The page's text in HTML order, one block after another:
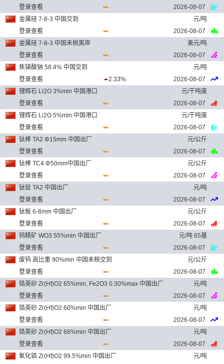
登录查看
2026-08-07
金属硅 7-8-3 中国交到
元/吨
登录查看
2026-08-07
金属硅 7-8-3 中国未税离岸
美元/吨
登录查看
2026-08-07
焦锑酸钠 58.4% 中国交到
元/吨
登录查看
2.33%
2026-08-07
锂辉石 Li2O 3%min 中国港口
元/干吨度
登录查看
2026-08-07
锂辉石 Li2O 5%min 中国港口
元/干吨度
登录查看
2026-08-07
钛棒 TA2 Φ15mm 中国出厂
元/公斤
登录查看
2026-08-07
钛棒 TC4 Φ50mm中国出厂
元/公斤
登录查看
2026-08-07
钛锭 TA2 中国出厂
元/吨
登录查看
2026-08-07
钛板 6-8mm 中国出厂
元/公斤
登录查看
2026-08-07
钨精矿 WO3 55%min 中国出厂
元/吨 65基
登录查看
2026-08-07
废钨 高比重 90%min 中国未税交到
元/公斤
登录查看
2026-08-07
锆英砂 Zr(Hf)O2 65%min, Fe2O3 0.30%max 中国出厂
元/吨
登录查看
2026-08-07
锆英砂 Zr(Hf)O2 60%min 中国出厂
元/吨
登录查看
2026-08-07
锆英砂 Zr(Hf)O2 66%min 中国出厂
元/吨
登录查看
2026-08-07
氧化锆 Zr(Hf)O2 99.5%min 中国出厂
元/吨